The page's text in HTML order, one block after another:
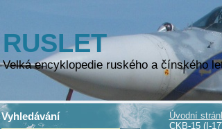
RUSLET
Velká encyklopedie ruského a čínského
Úvodní
CKB-15 (I-
Vyhledávání